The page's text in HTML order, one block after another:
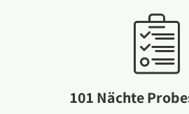
101 Nächte